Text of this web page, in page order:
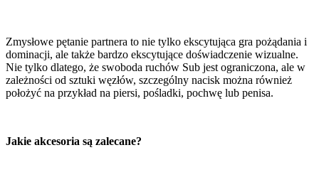
Zmysłowe pętanie partnera to nie tylko ekscytująca gra pożądania i
dominacji, ale także bardzo ekscytujące doświadczenie wizualne.
Nie tylko dlatego, że swoboda ruchów Sub jest ograniczona, ale w
zależności od sztuki węzłów, szczególny nacisk można również
położyć na przykład na piersi, pośladki, pochwę lub penisa.
Jakie akcesoria są zalecane?